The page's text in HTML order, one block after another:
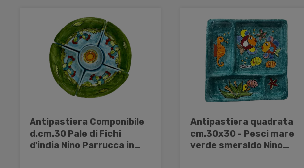
Antipastiera Componibile
d.cm.30 Pale di Fichi
d'india Nino Parrucca in
Antipastiera quadrata
cm.30x30 - Pesci mare
verde smeraldo Nino